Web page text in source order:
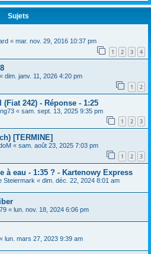
Sujets
« mar. nov. 29, 2016 10:37 pm
1 2 3 4
« dim. janv. 11, 2026 4:20 pm
1 2
242) - Réponse - 1:25
« sam. sept. 13, 2025 9:35 pm
1 2 3
[TERMINE]
« sam. août 23, 2025 7:03 pm
1 2 3
à eau - 1:35 ? - Kartenowy Express
Steiermark « dim. déc. 22, 2024 8:01 am
« lun. nov. 18, 2024 6:06 pm
« lun. mars 27, 2023 9:39 am